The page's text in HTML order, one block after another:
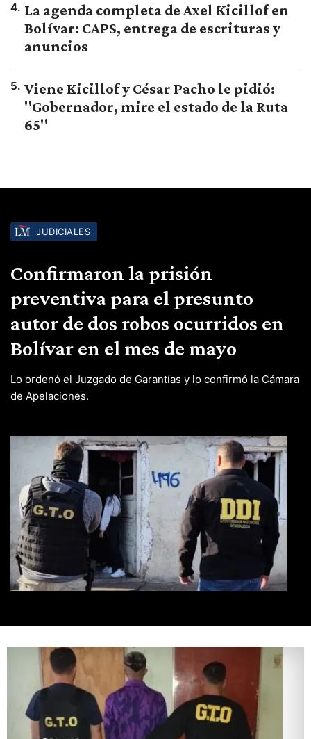
4. La agenda completa de Axel Kicillof en
Bolívar: CAPS, entrega de escrituras y
anuncios
5. Viene Kicillof y César Pacho le pidió:
"Gobernador, mire el estado de la Ruta
65"
JUDICIALES
Confirmaron la prisión
preventiva para el presunto
autor de dos robos ocurridos en
Bolívar en el mes de mayo
Lo ordenó el Juzgado de Garantías y lo confirmó la Cámara
de Apelaciones.